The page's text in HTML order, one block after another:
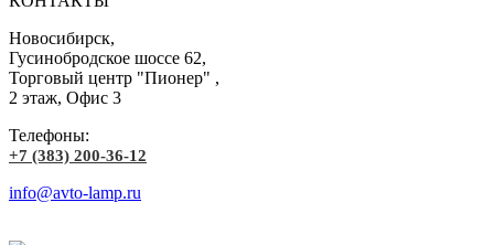
Новосибирск,
Гусинобродское шоссе 62,
Торговый центр "Пионер" ,
2 этаж, Офис 3
Телефоны:
+7 (383) 200-36-12
info@avto-lamp.ru